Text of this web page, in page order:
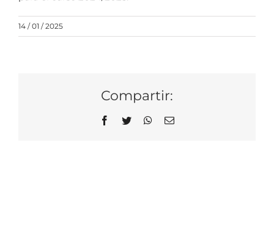
14 / 01 / 2025
Compartir:
Facebook
Twitter WhatsApp
Correo